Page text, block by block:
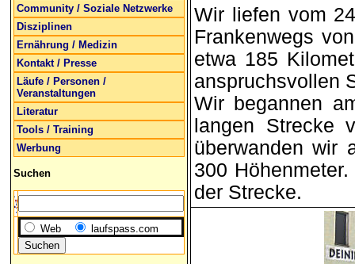
Community / Soziale Netzwerke
Disziplinen
Ernährung / Medizin
Kontakt / Presse
Läufe / Personen /
Veranstaltungen
Literatur
Tools / Training
Werbung
Suchen
Web laufspass.com
Wir liefen vom
Frankenwegs
etwa 185
anspruchsvollen
Wir begannen
langen Strecke
überwanden wir
300
der Strecke.